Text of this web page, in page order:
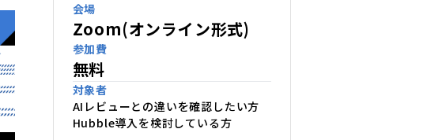
会場
Zoom(オンライン形式)
参加費
無料
対象者
AIレビューとの違いを確認したい方
Hubble導入を検討している方